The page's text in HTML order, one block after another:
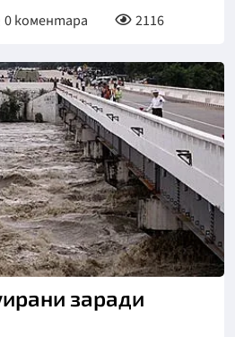
0коментара 2116
заради